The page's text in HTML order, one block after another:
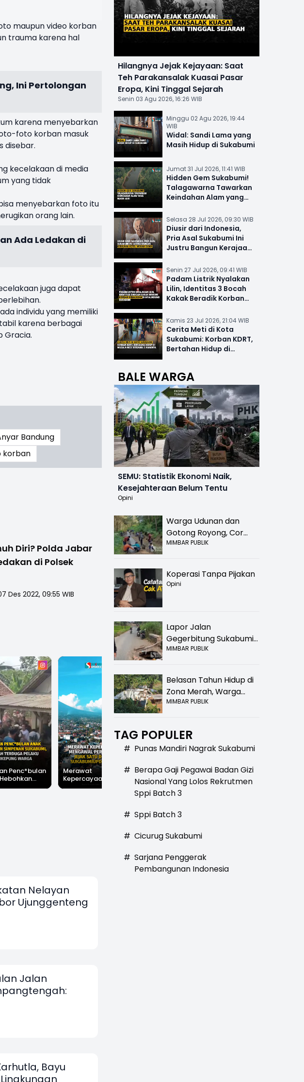
maupun video korban
trauma karena hal
Ini Pertolongan
karena menyebarkan
foto korban masuk
disebar.
kecelakaan di media
yang tidak
menyebarkan foto itu
orang lain.
Ada Ledakan di
juga dapat
individu yang memiliki
karena berbagai
Gracia.
Bandung
korban
Diri? Polda Jabar
di Polsek
Des 2022, 09:55 WIB
Penc*bulan
Merawat
Kepercayaan,
Mengawal
Sukabumiupdate.com
Hilangnya Jejak
Kejayaan: Saat Teh
Parakansalak
Kuasai Pasar Eropa,
Widal: Sandi Lama
yang Masih Hidup di
Sukabumi
Nelayan
Ujunggenteng
Jalan
Bayu
Hilangnya Jejak Kejayaan: Saat
Teh Parakansalak Kuasai Pasar
Eropa, Kini Tinggal Sejarah
Senin 03 Agu 2026, 16:26 WIB
Minggu 02 Agu 2026, 19:44
WIB
Widal: Sandi Lama yang
Masih Hidup di Sukabumi
Jumat 31 Jul 2026, 11:41 WIB
Hidden Gem Sukabumi!
Talagawarna Tawarkan
Keindahan Alam yang
Selasa 28 Jul 2026, 09:30 WIB
Diusir dari Indonesia,
Pria Asal Sukabumi Ini
Justru Bangun Kerajaan
Senin 27 Jul 2026, 09:41 WIB
Padam Listrik Nyalakan
Lilin, Identitas 3 Bocah
Kakak Beradik Korban
Kamis 23 Jul 2026, 21:04 WIB
Cerita Meti di Kota
Sukabumi: Korban KDRT,
Bertahan Hidup di
BALE WARGA
SEMU: Statistik Ekonomi Naik,
Kesejahteraan Belum Tentu
Opini
Warga Udunan dan
Gotong Royong, Cor
Jalan Hancur di
MIMBAR PUBLIK
Koperasi Tanpa Pijakan
Opini
Lapor Jalan
Gegerbitung Sukabumi
Bolong! Bahaya Bagi
MIMBAR PUBLIK
Belasan Tahun Hidup di
Zona Merah, Warga
Kampung Nangewer
Relokasi
MIMBAR PUBLIK
TAG POPULER
# Punas Mandiri Nagrak Sukabumi
# Berapa Gaji Pegawai Badan Gizi
Nasional Yang Lolos Rekrutmen
Sppi Batch 3
# Sppi Batch 3
# Cicurug Sukabumi
# Sarjana Penggerak
Pembangunan Indonesia